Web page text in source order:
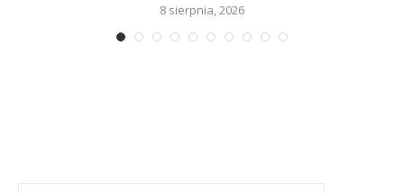
8 sierpnia, 2026